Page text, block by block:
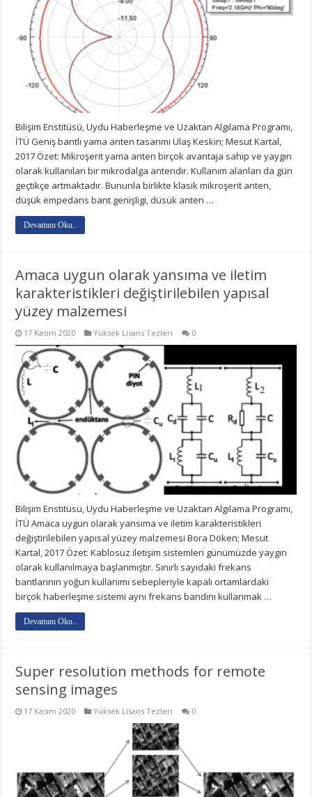
Bilişim Enstitüsü, Uydu Haberleşme ve Uzaktan Algılama Programı,
İTÜ Geniş bantlı yama anten tasarımı Ulaş Keskin; Mesut Kartal,
2017 Özet: Mikroşerit yama anten birçok avantaja sahip ve yaygın
olarak kullanılan bir mikrodalga antendir. Kullanım alanları da gün
geçtikçe artmaktadır. Bununla birlikte klasik mikroşerit anten,
düşük empedans bant genişligi, düsük anten …
Devamını Oku..
Amaca uygun olarak yansıma ve iletim
karakteristikleri değiştirilebilen yapısal
yüzey malzemesi
17 Kasım 2020 Yüksek Lisans Tezleri 0
Bilişim Enstitüsü, Uydu Haberleşme ve Uzaktan Algılama Programı,
İTÜ Amaca uygun olarak yansıma ve iletim karakteristikleri
değiştirilebilen yapısal yüzey malzemesi Bora Döken; Mesut
Kartal, 2017 Özet: Kablosuz iletişim sistemleri günümüzde yaygın
olarak kullanılmaya başlanmıştır. Sınırlı sayıdaki frekans
bantlarının yoğun kullanımı sebepleriyle kapalı ortamlardaki
birçok haberleşme sistemi aynı frekans bandını kullanmak …
Devamını Oku..
Super resolution methods for remote
sensing images
17 Kasım 2020 Yüksek Lisans Tezleri 0